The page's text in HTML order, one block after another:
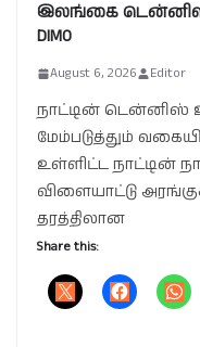
இலங்கை டென்னிஸ்
DIMO
August 6, 2026 Editor
நாட்டின் டென்னிஸ்
மேம்படுத்தும்
உள்ளிட்ட நாட்டின்
விளையாட்டு
தரத்திலான
Share this: